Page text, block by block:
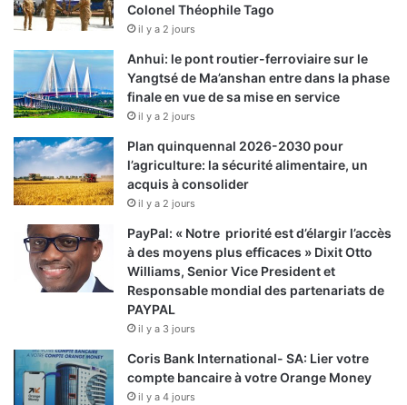
Colonel Théophile Tago
il y a 2 jours
Anhui: le pont routier-ferroviaire sur le
Yangtsé de Ma’anshan entre dans la phase
finale en vue de sa mise en service
il y a 2 jours
Plan quinquennal 2026-2030 pour
l’agriculture: la sécurité alimentaire, un
acquis à consolider
il y a 2 jours
PayPal: « Notre priorité est d’élargir l’accès
à des moyens plus efficaces » Dixit Otto
Williams, Senior Vice President et
Responsable mondial des partenariats de
PAYPAL
il y a 3 jours
Coris Bank International- SA: Lier votre
compte bancaire à votre Orange Money
il y a 4 jours